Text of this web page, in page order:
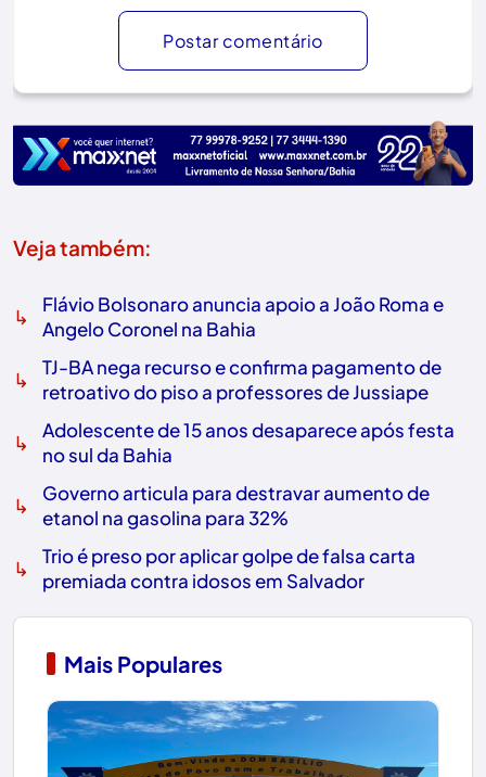
Postar comentário
Veja também:
↳
Flávio Bolsonaro anuncia apoio a João Roma e
Angelo Coronel na Bahia
↳
TJ-BA nega recurso e confirma pagamento de
retroativo do piso a professores de Jussiape
↳
Adolescente de 15 anos desaparece após festa
no sul da Bahia
↳
Governo articula para destravar aumento de
etanol na gasolina para 32%
↳
Trio é preso por aplicar golpe de falsa carta
premiada contra idosos em Salvador
Mais Populares